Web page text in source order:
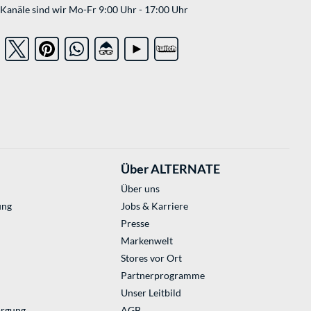
sind wir Mo-Fr 9:00 Uhr - 17:00 Uhr
Über ALTERNATE
Über uns
Jobs & Karriere
Presse
Markenwelt
Stores vor Ort
Partnerprogramme
Unser Leitbild